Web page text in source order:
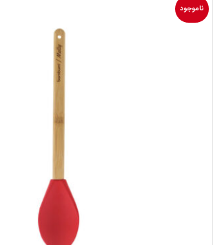
ناموجود